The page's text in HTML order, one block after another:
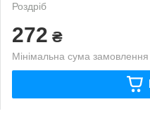
Роздріб
272 ₴
Мінімальна сума